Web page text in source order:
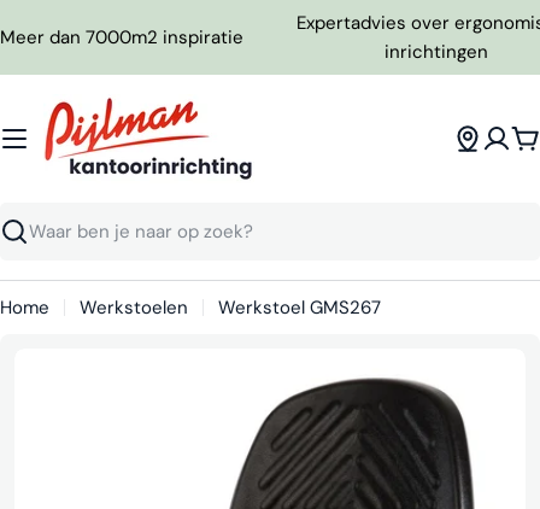
naar
inhoud
Meer dan 7000m2 inspiratie
Expertadvies over
inrichtingen
Zoeken
Home Werkstoelen Werkstoel GMS267